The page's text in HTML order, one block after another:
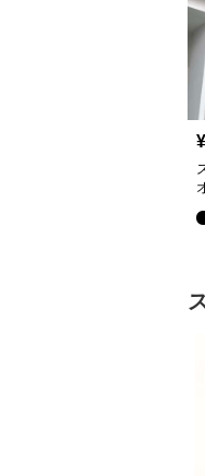
¥